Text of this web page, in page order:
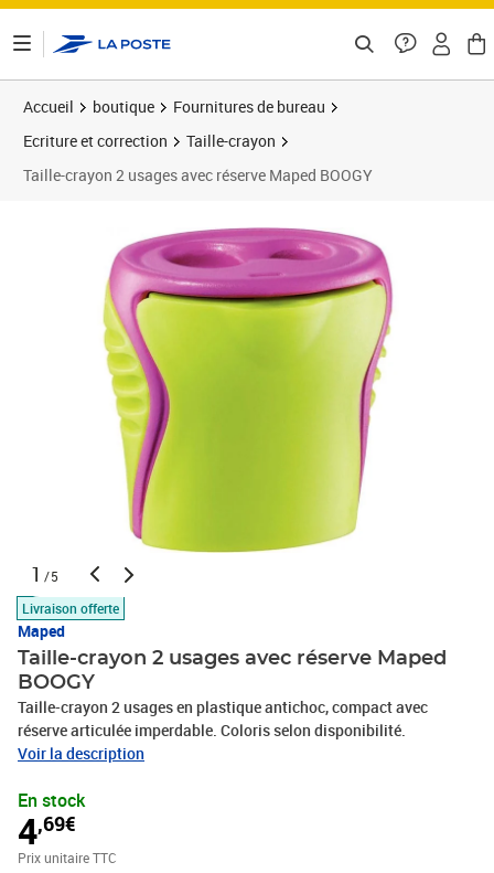
Accueil boutique
Fournitures de bureau
Ecriture et correction
Taille-crayon
Taille-crayon 2 usages avec réserve Maped BOOGY
1 /5
Livraison offerte
Maped
Taille-crayon 2 usages avec réserve Maped
BOOGY
Taille-crayon 2 usages en plastique antichoc, compact avec
réserve articulée imperdable. Coloris selon disponibilité.
Voir la description
En stock
4,69€
Prix unitaire TTC